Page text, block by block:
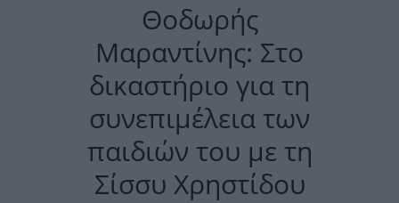
Θοδωρής
Μαραντίνης: Στο
δικαστήριο για τη
συνεπιμέλεια των
παιδιών του με τη
Σίσσυ Χρηστίδου